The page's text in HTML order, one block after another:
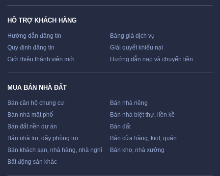
HỖ TRỢ KHÁCH HÀNG
Hướng dẫn đăng tin
Bảng giá dịch vụ
Quy định đăng tin
Giải quyết khiếu nại
Giới thiệu thành viên mới
Hướng dẫn nạp và chuyển tiền
MUA BÁN NHÀ ĐẤT
Bán căn hộ chung cư
Bán nhà riêng
Bán nhà mặt phố
Bán nhà biệt thự, liền kề
Bán đất nền dự án
Bán đất
Bán nhà trọ, dãy phòng trọ
Bán cửa hàng, kiot, quán
Bán khách sạn, nhà hàng, nhà nghỉ
Bán kho, nhà xưởng
Bất động sản khác